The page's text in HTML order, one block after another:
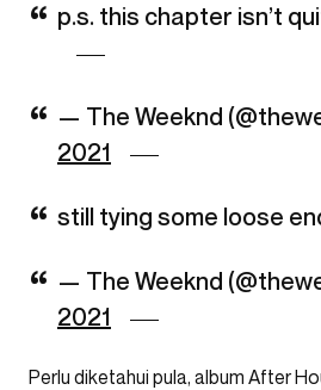
p.s. this chapter isn’t
— The Weeknd
2021
still tying some loose
— The Weeknd
2021
Perlu diketahui pula, album After